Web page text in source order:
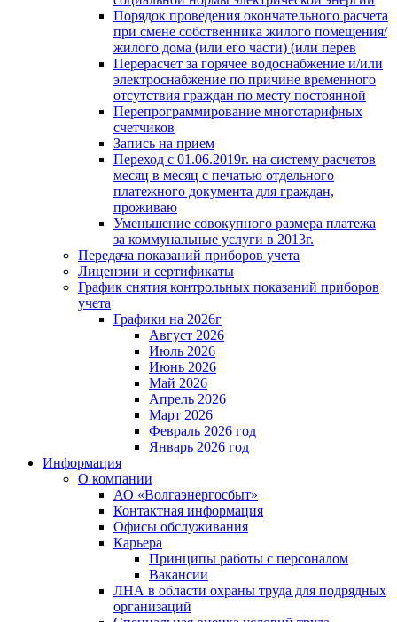
Порядок проведения окончательного расчета
при смене собственника жилого помещения/
жилого дома (или его части) (или перев
Перерасчет за горячее водоснабжение и/или
электроснабжение по причине временного
отсутствия граждан по месту постоянной
Перепрограммирование многотарифных
счетчиков
Запись на прием
Переход с 01.06.2019г. на систему расчетов
месяц в месяц с печатью отдельного
платежного документа для граждан,
проживаю
Уменьшение совокупного размера платежа
за коммунальные услуги в 2013г.
Передача показаний приборов учета
Лицензии и сертификаты
График снятия контрольных показаний приборов
учета
Графики на 2026г
Август 2026
Июль 2026
Июнь 2026
Май 2026
Апрель 2026
Март 2026
Февраль 2026 год
Январь 2026 год
Информация
О компании
АО «Волгаэнергосбыт»
Контактная информация
Офисы обслуживания
Карьера
Принципы работы с персоналом
Вакансии
ЛНА в области охраны труда для подрядных
организаций